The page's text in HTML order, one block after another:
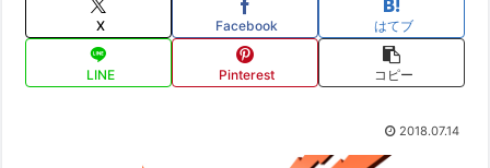
X Facebook はてブ
LINE Pinterest コピー
2018.07.14